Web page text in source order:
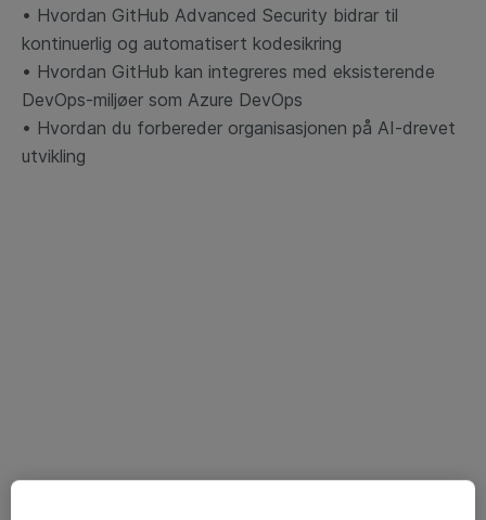
• Hvordan GitHub Advanced Security bidrar til
kontinuerlig og automatisert kodesikring
• Hvordan GitHub kan integreres med eksisterende
DevOps-miljøer som Azure DevOps
• Hvordan du forbereder organisasjonen på AI-drevet
utvikling